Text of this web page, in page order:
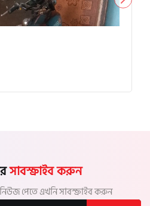
সাবস্ক্রাইব করুন
পেতে এখনি সাবস্ক্রাইব করুন